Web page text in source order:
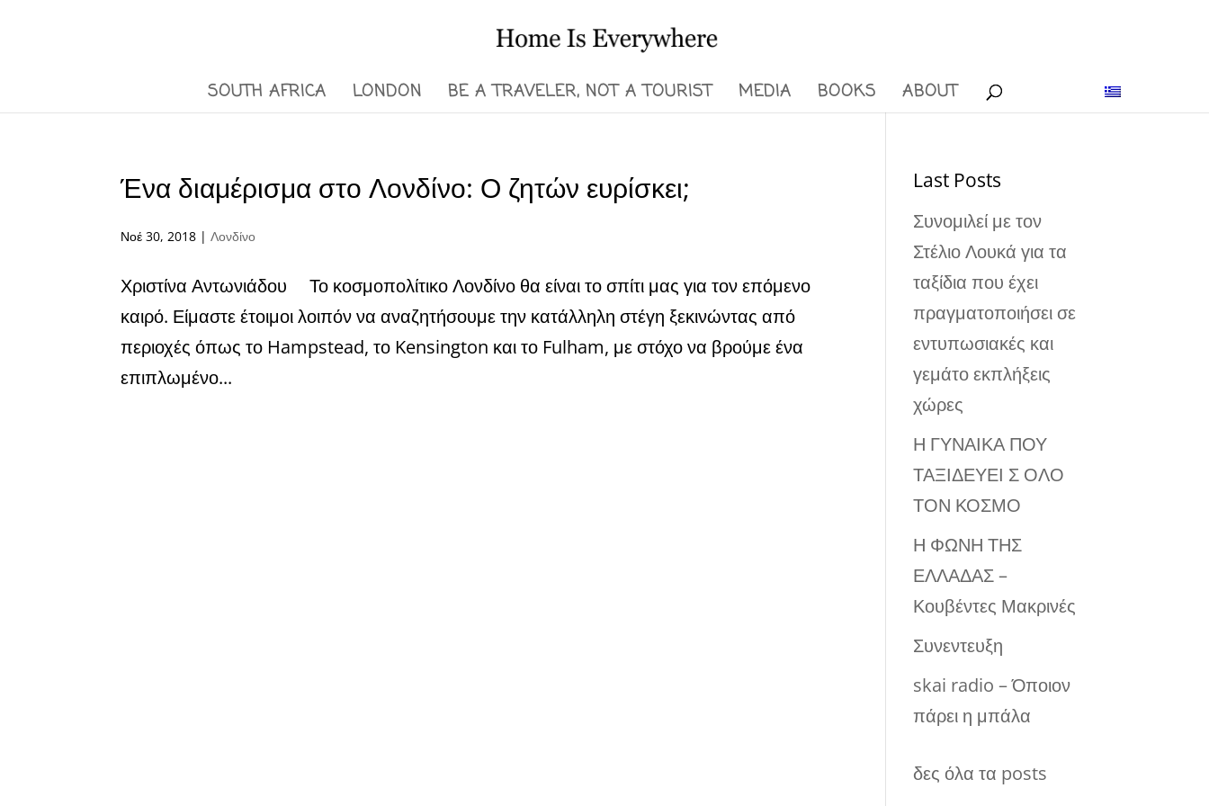
SOUTH AFRICA LONDON BE A TRAVELER, NOT A TOURIST MEDIA BOOKS ABOUT
Ένα διαμέρισμα στο Λονδίνο: Ο ζητών ευρίσκει;
Νοέ 30, 2018 |Λονδίνο
Χριστίνα Αντωνιάδου Το κοσμοπολίτικο Λονδίνο θα είναι το σπίτι μας για τον επόμενο
καιρό. Είμαστε έτοιμοι λοιπόν να αναζητήσουμε την κατάλληλη στέγη ξεκινώντας από
περιοχές όπως το Hampstead, το Kensington και το Fulham, με στόχο να βρούμε ένα
επιπλωμένο...
Last Posts
Συνομιλεί με τον
Στέλιο Λουκά για τα
ταξίδια που έχει
πραγματοποιήσει σε
εντυπωσιακές και
γεμάτο εκπλήξεις
χώρες
Η ΓΥΝΑΙΚΑ ΠΟΥ
ΤΑΞΙΔΕΥΕΙ Σ ΟΛΟ
ΤΟΝ ΚΟΣΜΟ
Η ΦΩΝΗ ΤΗΣ
ΕΛΛΑΔΑΣ –
Κουβέντες Μακρινές
Συνεντευξη
skai radio – Όποιον
πάρει η μπάλα
δες όλα τα posts